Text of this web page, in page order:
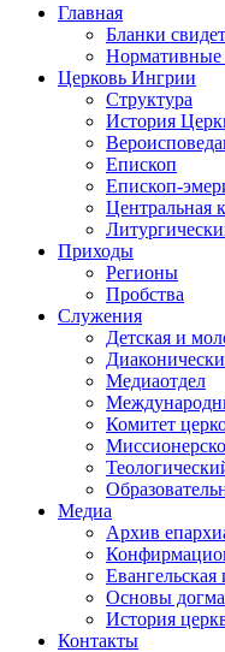
Главная
Бланки
Нормативные
Церковь Ингрии
Структура
История
Епископ
Епископ-
Центральная
Приходы
Регионы
Пробства
Служения
Детская и
Медиаотдел
Комитет
Медиа
Архив
Евангельская
Основы
История
Контакты